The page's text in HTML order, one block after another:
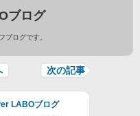
ブログ
ブログです。
次の記事
LABOブログ